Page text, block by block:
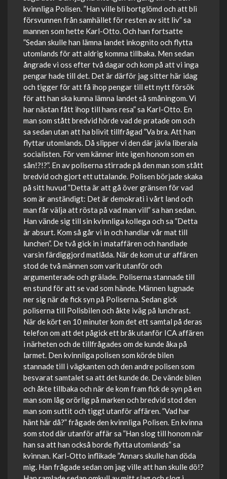
kvinnliga Polisen. ”Han ville bli bortglömd och att bli
försvunnen från samhället för resten av sitt liv” sa
mannen som hette Karl-Otto. Och han fortsatte
”Sedan skulle han lämna landet inkognito och flytta
utomlands för att aldrig komma tillbaka. Men sedan
ångrade vi oss efter två dagar och kom på att vi inga
pengar hade till det. Det är därför jag sitter här idag
och tigger för att få ihop pengar till ett nytt försök
för att han ska kunna lämna landet så småningom. Vi
har nästan fått ihop till hans resa” sa Karl-Otto. En
man som stått bredvid hörde vad de pratade om och
sa sedan utan att ha blivit tillfrågad ”Va bra. Att han
flyttar utomlands. Då slipper vi den där jävla liberala
socialisten. För vem känner inte igen honom som en
sån!?!?”. En av poliserna stirrade på den man som stått
bredvid och gjort ett uttalande. Polisen började skaka
på sitt huvud ”Detta är att gå över gränsen för vad
som är anständigt: Det är demokrati i vårt land och
man får välja att rösta på vad man vill” sa han sedan.
Han vände sig till sin kvinnliga kollega och sa ”Detta
är absurt. Kom så går vi in och handlar vår mat till
lunchen”. De två gick in i mataffären och handlade
varsin färdiggjord matlåda. När de kom ut ur affären
stod de två männen som varit utanför och
argumenterade och grälade. Poliserna stannade till
en stund för att se vad som hände. Männen lugnade
ner sig när de fick syn på Poliserna. Sedan gick
poliserna till Polisbilen och åkte iväg på lunchrast.
När de kört en 10 minuter kom det ett samtal på deras
telefon om att det pågick ett bråk utanför ICA affären
i närheten och de tillfrågades om de kunde åka på
larmet. Den kvinnliga polisen som körde bilen
stannade till i vägkanten och den andre polisen som
besvarat samtalet sa att det kunde de. De vände bilen
och åkte tillbaka och när de kom fram fick de syn på en
man som låg orörlig på marken och bredvid stod den
man som suttit och tiggt utanför affären. ”Vad har
hänt här då?” frågade den kvinnliga Polisen. En kvinna
som stod där utanför affär sa ”Han slog till honom när
han sa att han också borde flytta utomlands” sa
kvinnan. Karl-Otto inflikade ”Annars skulle han döda
mig. Han frågade sedan om jag ville att han skulle dö!?